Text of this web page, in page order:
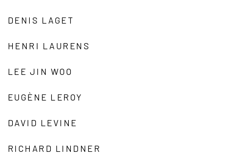
DENIS LAGET
HENRI LAURENS
LEE JIN WOO
EUGÈNE LEROY
DAVID LEVINE
RICHARD LINDNER